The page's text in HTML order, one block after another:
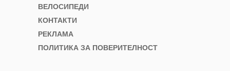
ВЕЛОСИПЕДИ
КОНТАКТИ
РЕКЛАМА
ПОЛИТИКА ЗА ПОВЕРИТЕЛНОСТ